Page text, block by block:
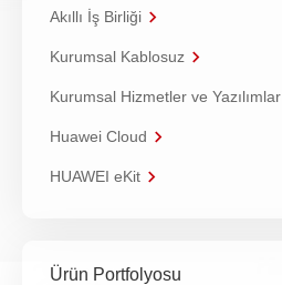
Akıllı İş Birliği
Kurumsal Kablosuz
Kurumsal Hizmetler ve Yazılımlar
Huawei Cloud
HUAWEI eKit
Ürün Portfolyosu